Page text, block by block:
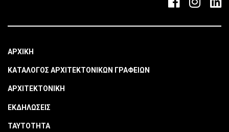
ΑΡΧΙΚΗ
ΚΑΤΑΛΟΓΟΣ ΑΡΧΙΤΕΚΤΟΝΙΚΩΝ ΓΡΑΦΕΙΩΝ
ΑΡΧΙΤΕΚΤΟΝΙΚΗ
ΕΚΔΗΛΩΣΕΙΣ
ΤΑΥΤΟΤΗΤΑ